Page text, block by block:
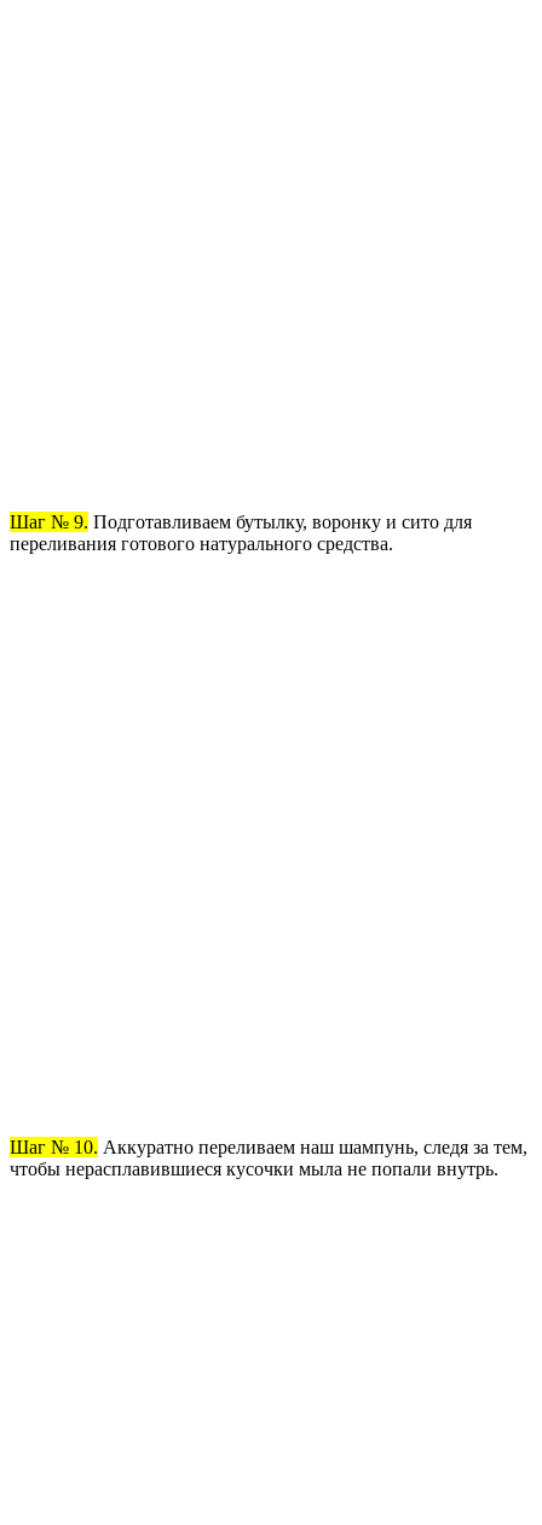
Шаг № 9. Подготавливаем бутылку, воронку и сито для
переливания готового натурального средства.
Шаг № 10. Аккуратно переливаем наш шампунь, следя за тем,
чтобы нерасплавившиеся кусочки мыла не попали внутрь.